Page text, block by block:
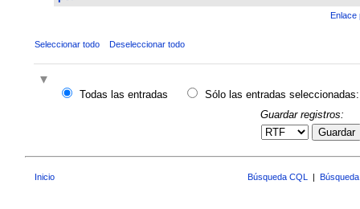
Enlace
Seleccionar todo Deseleccionar todo
Todas las entradas
Sólo las entradas seleccionadas:
Guardar registros:
Guardar
Inicio Búsqueda CQL